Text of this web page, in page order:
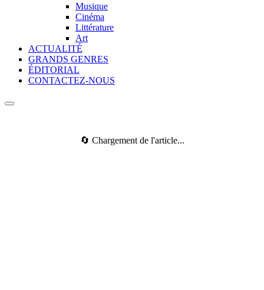
Musique
Cinéma
Littérature
Art
ACTUALITÉ
GRANDS GENRES
ÉDITORIAL
CONTACTEZ-NOUS
🔄 Chargement de l'article...